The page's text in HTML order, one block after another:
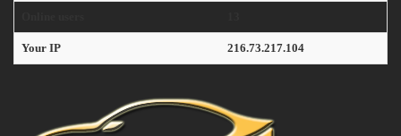
Your IP 216.73.217.104